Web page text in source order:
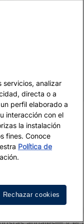
ofrecer uno
servicios, analizar
directa o a
perfil elaborado a
interacción con el
la instalación
fines. Conoce
Política de
Rechazar cookies